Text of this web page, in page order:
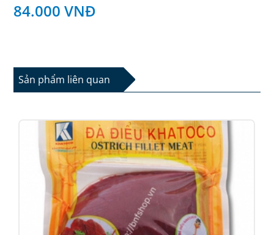
84.000VNĐ
Sản phẩm liên quan